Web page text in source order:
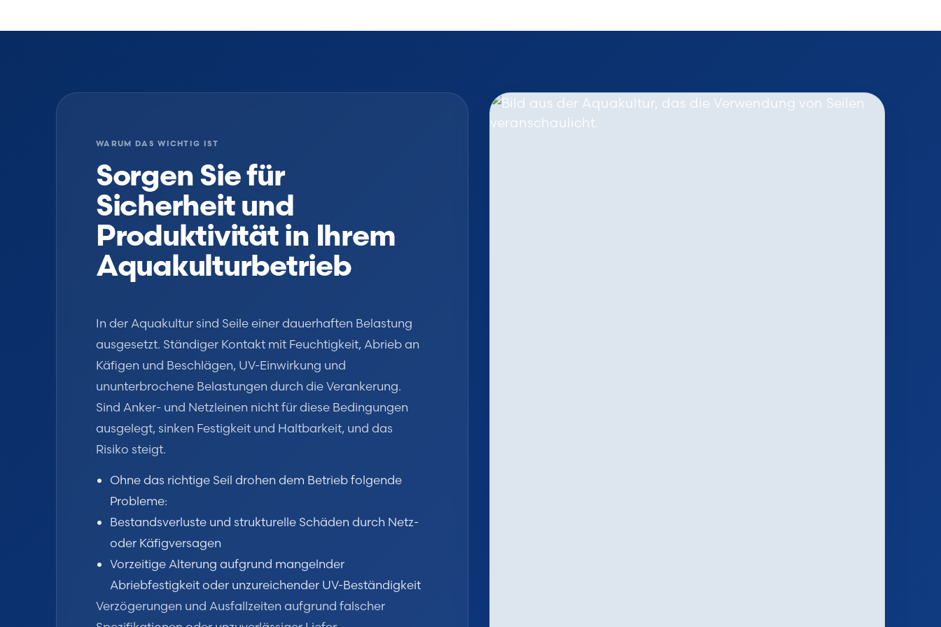
WARUM DAS WICHTIG IST
Sorgen Sie für
Sicherheit und
Produktivität in Ihrem
Aquakulturbetrieb
In der Aquakultur sind Seile einer dauerhaften Belastung
ausgesetzt. Ständiger Kontakt mit Feuchtigkeit, Abrieb an
Käfigen und Beschlägen, UV-Einwirkung und
ununterbrochene Belastungen durch die Verankerung.
Sind Anker- und Netzleinen nicht für diese Bedingungen
ausgelegt, sinken Festigkeit und Haltbarkeit, und das
Risiko steigt.
Ohne das richtige Seil drohen dem Betrieb folgende
Probleme:
Bestandsverluste und strukturelle Schäden durch Netz-
oder Käfigversagen
Vorzeitige Alterung aufgrund mangelnder
Abriebfestigkeit oder unzureichender UV-Beständigkeit
Verzögerungen und Ausfallzeiten aufgrund falscher